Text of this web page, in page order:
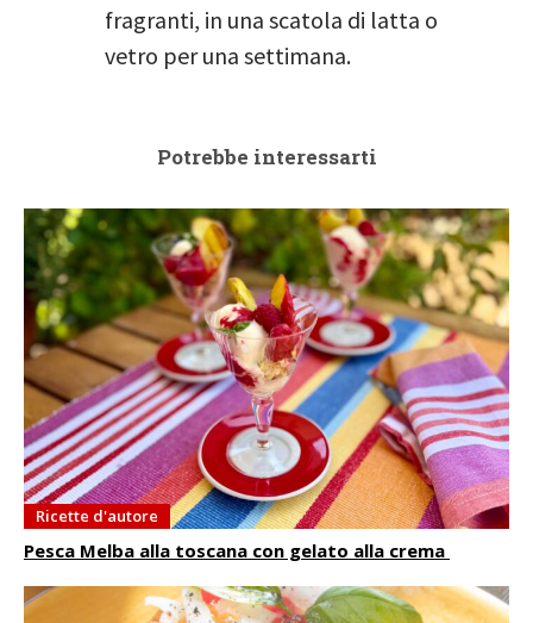
fragranti, in una scatola di latta o
vetro per una settimana.
Potrebbe interessarti
Ricette d'autore
Pesca Melba alla toscana con gelato alla crema